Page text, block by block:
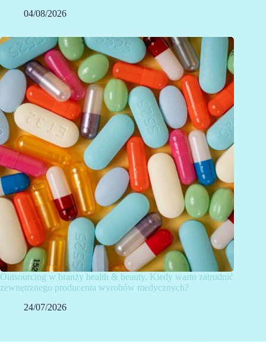
04/08/2026
Outsourcing w branży health & beauty. Kiedy warto zatrudnić
zewnętrznego producenta wyrobów medycznych?
24/07/2026